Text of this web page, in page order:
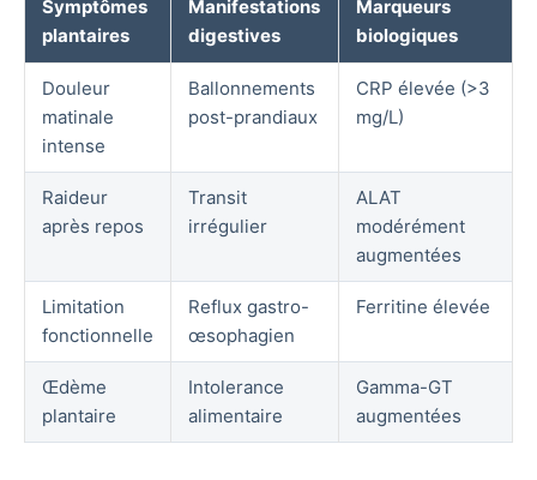
Symptômes
plantaires
Manifestations
digestives
Marqueurs
biologiques
Douleur
matinale
intense
Ballonnements
post-prandiaux
CRP élevée (>3
mg/L)
Raideur
après repos
Transit
irrégulier
ALAT
modérément
augmentées
Limitation
fonctionnelle
Reflux gastro-
œsophagien
Ferritine élevée
Œdème
plantaire
Intolerance
alimentaire
Gamma-GT
augmentées